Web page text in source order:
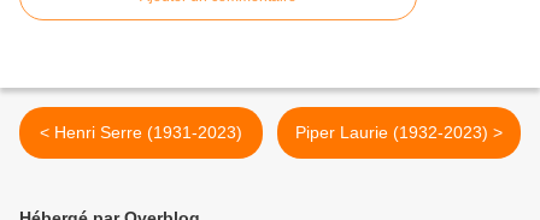
< Henri Serre (1931-2023) Piper Laurie (1932-2023) >